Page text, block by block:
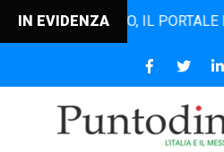
IN EVIDENZAIL PORTALE